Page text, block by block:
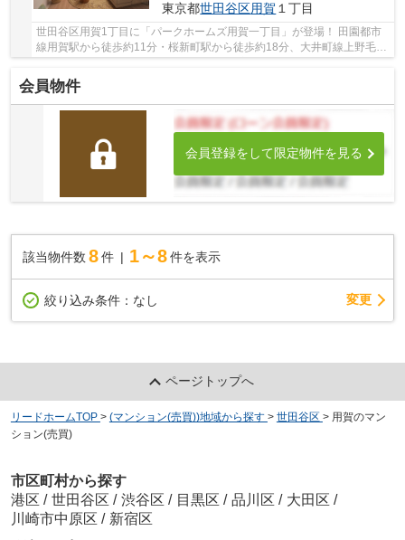
東京都世田谷区用賀 １丁目
世田谷区用賀1丁目に「パークホームズ用賀一丁目」が登場！ 田園都市
線用賀駅から徒歩約11分・桜新町駅から徒歩約18分、大井町線上野毛駅
会員物件
会員登録をして限定物件を見る
該当物件数 8件 1～8 件を表示
絞り込み条件： なし 変更
ページトップへ
リードホームTOP > (マンション(売買))地域から探す > 世田谷区 > 用賀のマン
ション(売買)
市区町村から探す
港区 / 世田谷区 / 渋谷区 / 目黒区 / 品川区 / 大田区 /
川崎市中原区 / 新宿区